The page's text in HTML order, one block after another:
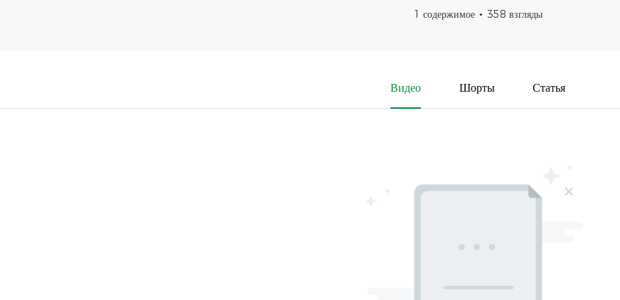
1 содержимое 358 взгляды
Видео Шорты Статья